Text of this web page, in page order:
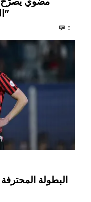
الجزائرية في المسابقات القارية”
0
البطولة